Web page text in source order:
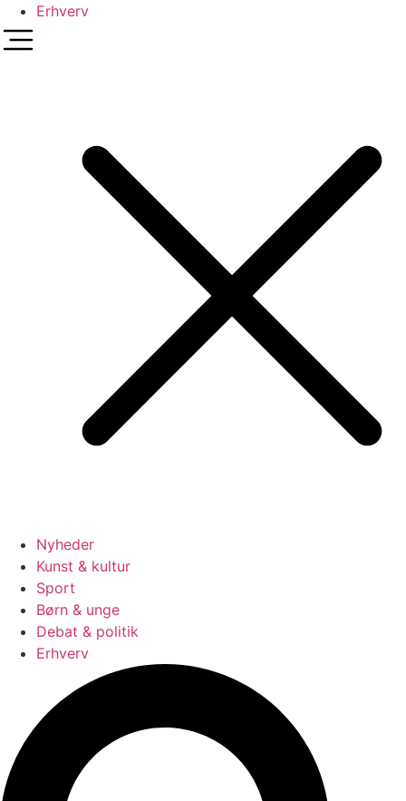
Erhverv
Nyheder
Kunst & kultur
Sport
Børn & unge
Debat & politik
Erhverv